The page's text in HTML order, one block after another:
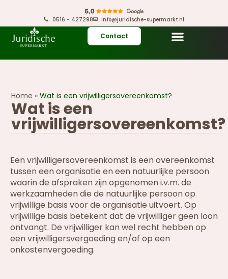
0516 - 427298 info@juridische-supermarkt.nl
Contact
Home »Wat is een vrijwilligersovereenkomst?
Wat is een
vrijwilligersovereenkomst?
Een vrijwilligersovereenkomst is een overeenkomst
tussen een organisatie en een natuurlijke persoon
waarin de afspraken zijn opgenomen i.v.m. de
werkzaamheden die de natuurlijke persoon op
vrijwillige basis voor de organisatie uitvoert. Op
vrijwillige basis betekent dat de vrijwilliger geen loon
ontvangt. De vrijwilliger kan wel recht hebben op
een vrijwilligersvergoeding en/of op een
onkostenvergoeding.